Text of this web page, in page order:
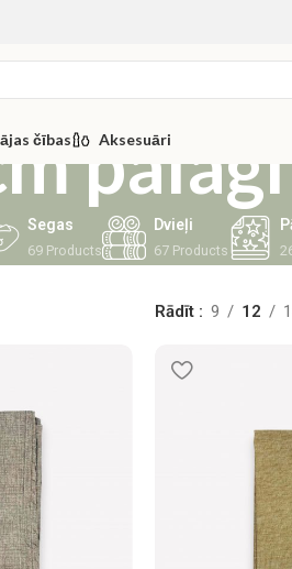
čības Aksesuāri
Segas
69 Products
Dvieļi
67 Products
Rādīt 9 12